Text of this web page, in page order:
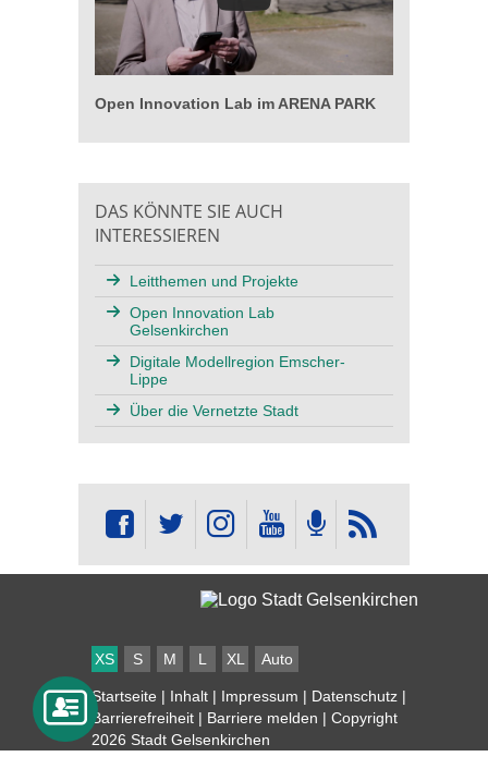
Open Innovation Lab im ARENA PARK
DAS KÖNNTE SIE AUCH
INTERESSIEREN
Leitthemen und Projekte
Open Innovation Lab
Gelsenkirchen
Digitale Modellregion Emscher-
Lippe
Über die Vernetzte Stadt
XS S M L XL Auto
Startseite | Inhalt | Impressum | Datenschutz |
Barrierefreiheit | Barriere melden | Copyright
2026 Stadt Gelsenkirchen